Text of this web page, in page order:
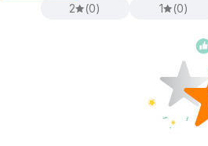
2
(0) 1 (0)